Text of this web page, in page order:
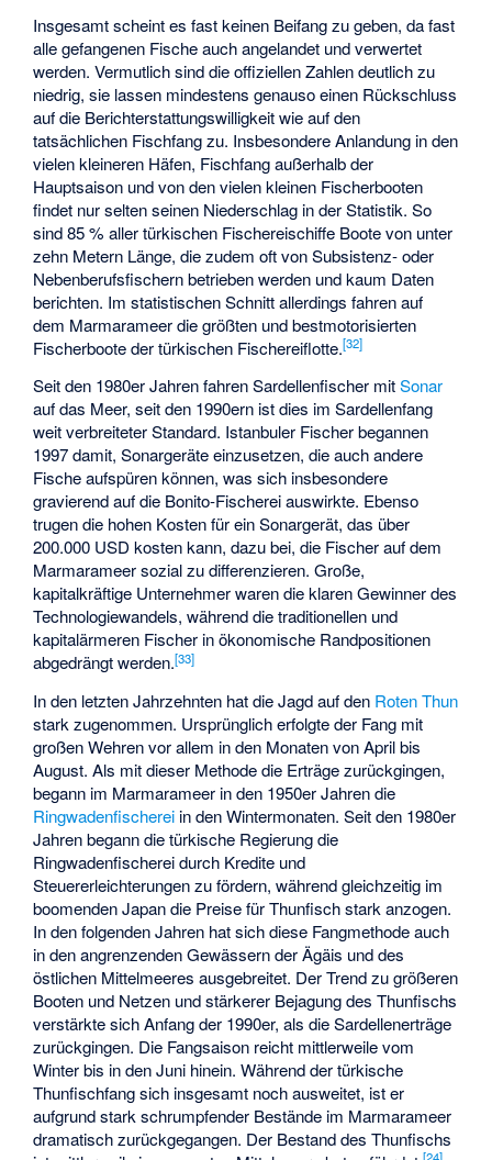
Insgesamt scheint es fast keinen Beifang zu geben, da fast
alle gefangenen Fische auch angelandet und verwertet
werden. Vermutlich sind die offiziellen Zahlen deutlich zu
niedrig, sie lassen mindestens genauso einen Rückschluss
auf die Berichterstattungswilligkeit wie auf den
tatsächlichen Fischfang zu. Insbesondere Anlandung in den
vielen kleineren Häfen, Fischfang außerhalb der
Hauptsaison und von den vielen kleinen Fischerbooten
findet nur selten seinen Niederschlag in der Statistik. So
sind 85 % aller türkischen Fischereischiffe Boote von unter
zehn Metern Länge, die zudem oft von Subsistenz- oder
Nebenberufsfischern betrieben werden und kaum Daten
berichten. Im statistischen Schnitt allerdings fahren auf
dem Marmarameer die größten und bestmotorisierten
Fischerboote der türkischen Fischereiflotte.[32]
Seit den 1980er Jahren fahren Sardellenfischer mitSonar
auf das Meer, seit den 1990ern ist dies im Sardellenfang
weit verbreiteter Standard. Istanbuler Fischer begannen
1997 damit, Sonargeräte einzusetzen, die auch andere
Fische aufspüren können, was sich insbesondere
gravierend auf die Bonito-Fischerei auswirkte. Ebenso
trugen die hohen Kosten für ein Sonargerät, das über
200.000 USD kosten kann, dazu bei, die Fischer auf dem
Marmarameer sozial zu differenzieren. Große,
kapitalkräftige Unternehmer waren die klaren Gewinner des
Technologiewandels, während die traditionellen und
kapitalärmeren Fischer in ökonomische Randpositionen
abgedrängt werden.[33]
In den letzten Jahrzehnten hat die Jagd auf den Roten Thun
stark zugenommen. Ursprünglich erfolgte der Fang mit
großen Wehren vor allem in den Monaten von April bis
August. Als mit dieser Methode die Erträge zurückgingen,
begann im Marmarameer in den 1950er Jahren die
Ringwadenfischerei in den Wintermonaten. Seit den 1980er
Jahren begann die türkische Regierung die
Ringwadenfischerei durch Kredite und
Steuererleichterungen zu fördern, während gleichzeitig im
boomenden Japan die Preise für Thunfisch stark anzogen.
In den folgenden Jahren hat sich diese Fangmethode auch
in den angrenzenden Gewässern der Ägäis und des
östlichen Mittelmeeres ausgebreitet. Der Trend zu größeren
Booten und Netzen und stärkerer Bejagung des Thunfischs
verstärkte sich Anfang der 1990er, als die Sardellenerträge
zurückgingen. Die Fangsaison reicht mittlerweile vom
Winter bis in den Juni hinein. Während der türkische
Thunfischfang sich insgesamt noch ausweitet, ist er
aufgrund stark schrumpfender Bestände im Marmarameer
dramatisch zurückgegangen. Der Bestand des Thunfischs